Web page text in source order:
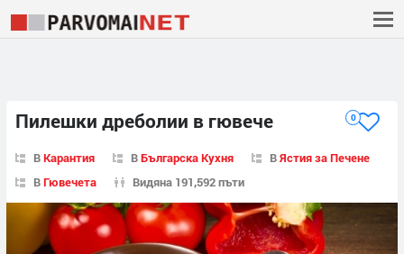
Пилешки дреболии в гювече 0
ВКарантия ВБългарска Кухня ВЯстия за Печене
ВГювечета Видяна 191,592 пъти